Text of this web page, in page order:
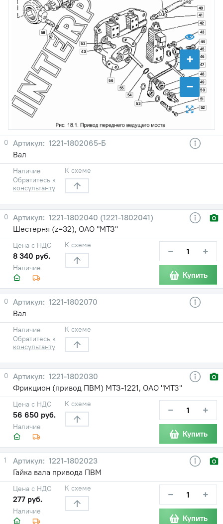
+
−
40
41
42
43
43
44
45
46
47
48
49
50
51
52
53
53
54
55
56
57
58
0
1221-1802065-Б
Вал
Наличие
Обратитесь к
консультанту
К схеме
0
1221-1802040 (1221-1802041)
Шестерня (z=32), ОАО "МТЗ"
Наличие
Цена с НДС
8 340 руб.
К схеме − +
Купить
0
1221-1802070
Вал
Наличие
Обратитесь к
консультанту
К схеме
0
1221-1802030
Фрикцион (привод ПВМ) МТЗ-1221, ОАО "МТЗ"
Наличие
Цена с НДС
56 650 руб.
К схеме − +
Купить
1
1221-1802023
Гайка вала привода ПВМ
Наличие
Цена с НДС
277 руб.
К схеме − +
Купить